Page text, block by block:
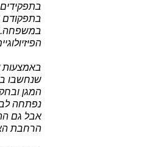
בתפקודם
במשפחה.
באמצעות
שנחשבו
המגן
נפתחה
אבל גם
הרחבת